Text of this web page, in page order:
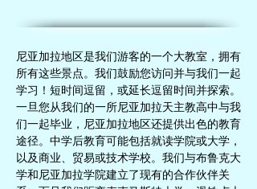
尼亚加拉地区是我们游客的一个大教室，拥有
所有这些景点。我们鼓励您访问并与我们一起
学习！短时间逗留，或延长逗留时间并探索。
一旦您从我们的一所尼亚加拉天主教高中与我
们一起毕业，尼亚加拉地区还提供出色的教育
途径。中学后教育可能包括就读学院或大学，
以及商业、贸易或技术学校。我们与布鲁克大
学和尼亚加拉学院建立了现有的合作伙伴关